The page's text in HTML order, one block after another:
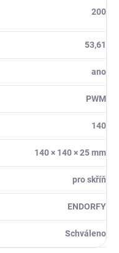
200
53,61
ano
PWM
140
140 × 140 × 25 mm
pro skříň
ENDORFY
Schváleno